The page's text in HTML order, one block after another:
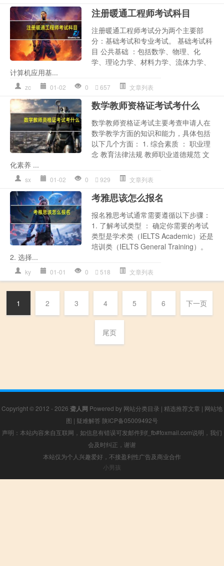
注册暖通工程师考试科目
注册暖通工程师考试分为两个主要部
分：基础考试和专业考试。 基础考试科
目 公共基础 ：包括数学、物理、化
学、理论力学、材料力学、流体力学、
计算机应用基...
zc 01-02 0 657 文章列表
数学教师资格证考试考什么
数学教师资格证考试主要考查申请人在
数学教学方面的知识和能力，具体包括
以下几个方面： 1. 综合素质 ： 职业理
念 教育法律法规 教师职业道德规范 文
化素养 ...
sx 01-02 0 929 文章列表
考雅思该怎么报名
报名雅思考试通常需要遵循以下步骤：
1. 了解考试类型 ： 确定你需要的考试
类型是学术类（IELTS Academic）还是
培训类（IELTS General Training）。
2. 选择...
ky 01-01 0 518 文章列表
1 2 3 4 5 6 下一页
尾页
Copyright © 2012 - 2026 聋人网 Powered by 网站分类目录 | 精选推荐文章 | 网站地
图 | 疑难解答 陕ICP备05009492号
声明：本站内容来自互联网，如信息有错误可发邮件到f_fb#foxmail.com说明，我们
会及时纠正，谢谢
本站仅为个人兴趣爱好，不接盈利性广告及商业合作
小男孩